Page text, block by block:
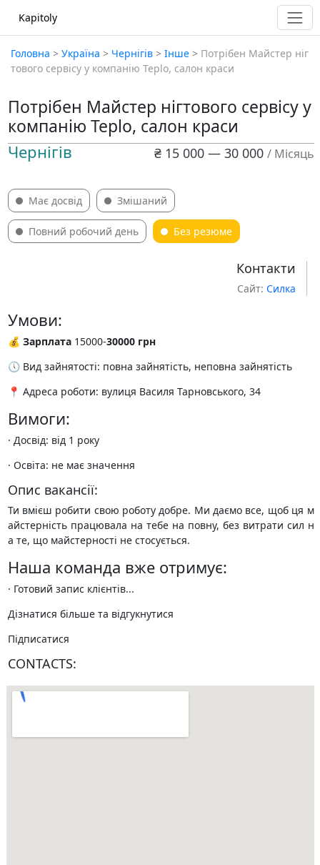
Kapitoly
Головна > Україна > Чернігів > Інше > Потрібен Майстер ніг
тового сервісу у компанію Teplo, салон краси
Потрібен Майстер нігтового сервісу у
компанію Teplo, салон краси
₴ 15 000 — 30 000 / Місяць
Чернігів
Має досвід Змішаний
Повний робочий день Без резюме
Контакти
Сайт: Силка
Умови:
💰 Зарплата15000-30000 грн
🕔 Вид зайнятості: повна зайнятість, неповна зайнятість
📍 Адреса роботи: вулиця Василя Тарновського, 34
Вимоги:
· Досвід: від 1 року
· Освіта: не має значення
Опис вакансії:
Ти вмієш робити свою роботу добре. Ми даємо все, щоб ця м
айстерність працювала на тебе на повну, без витрати сил н
а те, що майстерності не стосується.
Наша команда вже отримує:
· Готовий запис клієнтів...
Дізнатися більше та відгукнутися
Підписатися
CONTACTS: